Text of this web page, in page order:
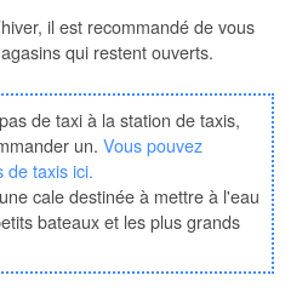
il est recommandé de vous
qui restent ouverts.
de taxi à la station de taxis,
un.Vous pouvez
de taxis ici.
cale destinée à mettre à l'eau
bateaux et les plus grands